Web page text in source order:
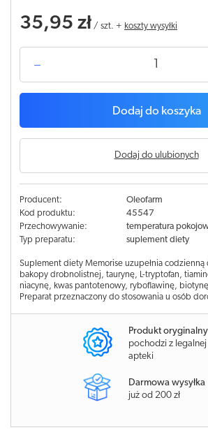
35,95 zł / szt. + koszty wysyłki
Dodaj do koszyka
Dodaj do ulubionych
Producent:
Oleofarm
Kod produktu:
45547
Przechowywanie:
temperatura
Typ preparatu:
suplement diety
Suplement diety Memorise uzupełnia codzienną
bakopy drobnolistnej, taurynę, L-tryptofan,
niacynę, kwas pantotenowy, ryboflawinę,
Preparat przeznaczony do stosowania u osób
Produkt oryginalny
pochodzi z legalnej
apteki
Darmowa wysyłka
już od 200 zł